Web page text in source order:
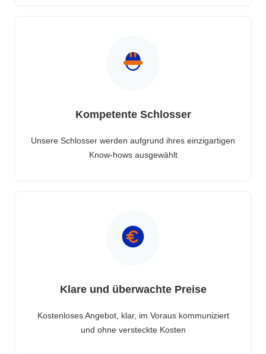
Kompetente Schlosser
Unsere Schlosser werden aufgrund ihres einzigartigen
Know-hows ausgewählt
Klare und überwachte Preise
Kostenloses Angebot, klar, im Voraus kommuniziert
und ohne versteckte Kosten